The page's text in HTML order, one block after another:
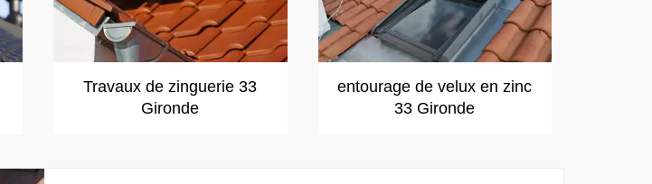
Travaux de zinguerie 33
Gironde
entourage de velux en zinc
33 Gironde